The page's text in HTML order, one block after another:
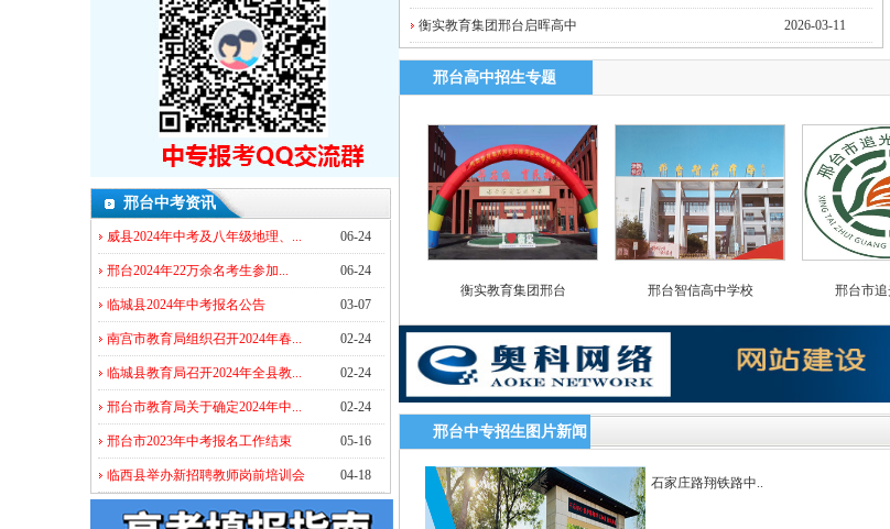
邢台中考资讯
威县2024年中考及八年级地理、... 06-24
邢台2024年22万余名考生参加... 06-24
临城县2024年中考报名公告 03-07
南宫市教育局组织召开2024年春... 02-24
临城县教育局召开2024年全县教... 02-24
邢台市教育局关于确定2024年中... 02-24
邢台市2023年中考报名工作结束 05-16
临西县举办新招聘教师岗前培训会 04-18
衡实教育集团邢台启晖高中 2026-03-11
邢台高中招生专题
衡实教育集团邢台 邢台智信高中学校 邢台市
邢台中专招生图片新闻
石家庄路翔铁路中..